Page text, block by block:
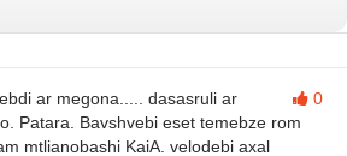
0
ar megona..... dasasruli ar
Patara. Bavshvebi eset temebze rom
mtlianobashi KaiA. velodebi axal